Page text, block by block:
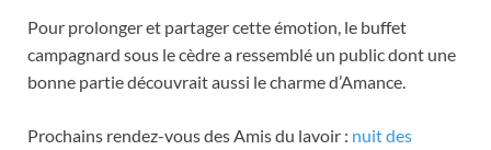
Pour prolonger et partager cette émotion, le buffet
campagnard sous le cèdre a ressemblé un public dont une
bonne partie découvrait aussi le charme d’Amance.
Prochains rendez-vous des Amis du lavoir : nuit des